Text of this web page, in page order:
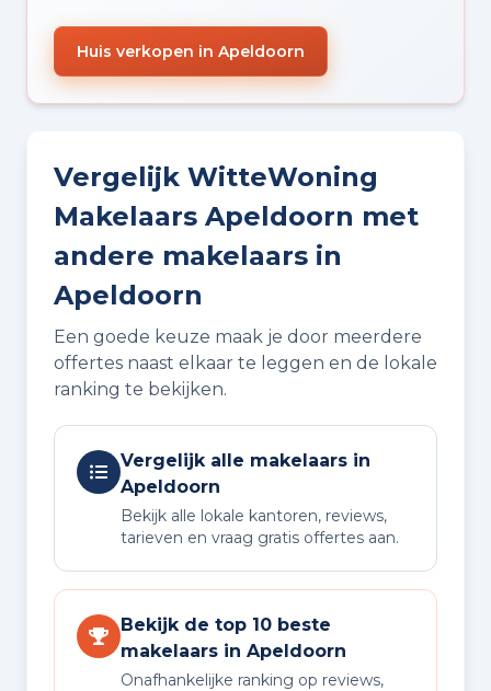
Huis verkopen in Apeldoorn
Vergelijk WitteWoning
Makelaars Apeldoorn met
andere makelaars in
Apeldoorn
Een goede keuze maak je door meerdere
offertes naast elkaar te leggen en de lokale
ranking te bekijken.
Vergelijk alle makelaars in
Apeldoorn
Bekijk alle lokale kantoren, reviews,
tarieven en vraag gratis offertes aan.
Bekijk de top 10 beste
makelaars in Apeldoorn
Onafhankelijke ranking op reviews,